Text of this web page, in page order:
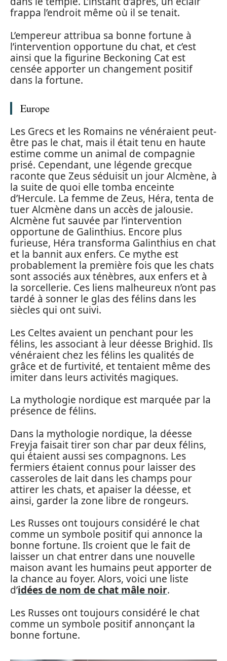
frappa l’endroit même où il se tenait.
L’empereur attribua sa bonne fortune à
l’intervention opportune du chat, et c’est
ainsi que la figurine Beckoning Cat est
censée apporter un changement positif
dans la fortune.
Europe
Les Grecs et les Romains ne vénéraient peut-
être pas le chat, mais il était tenu en haute
estime comme un animal de compagnie
prisé. Cependant, une légende grecque
raconte que Zeus séduisit un jour Alcmène, à
la suite de quoi elle tomba enceinte
d’Hercule. La femme de Zeus, Héra, tenta de
tuer Alcmène dans un accès de jalousie.
Alcmène fut sauvée par l’intervention
opportune de Galinthius. Encore plus
furieuse, Héra transforma Galinthius en chat
et la bannit aux enfers. Ce mythe est
probablement la première fois que les chats
sont associés aux ténèbres, aux enfers et à
la sorcellerie. Ces liens malheureux n’ont pas
tardé à sonner le glas des félins dans les
siècles qui ont suivi.
Les Celtes avaient un penchant pour les
félins, les associant à leur déesse Brighid. Ils
vénéraient chez les félins les qualités de
grâce et de furtivité, et tentaient même des
imiter dans leurs activités magiques.
La mythologie nordique est marquée par la
présence de félins.
Dans la mythologie nordique, la déesse
Freyja faisait tirer son char par deux félins,
qui étaient aussi ses compagnons. Les
fermiers étaient connus pour laisser des
casseroles de lait dans les champs pour
attirer les chats, et apaiser la déesse, et
ainsi, garder la zone libre de rongeurs.
Les Russes ont toujours considéré le chat
comme un symbole positif qui annonce la
bonne fortune. Ils croient que le fait de
laisser un chat entrer dans une nouvelle
maison avant les humains peut apporter de
la chance au foyer. Alors, voici une liste
d’idées de nom de chat mâle noir.
Les Russes ont toujours considéré le chat
comme un symbole positif annonçant la
bonne fortune.